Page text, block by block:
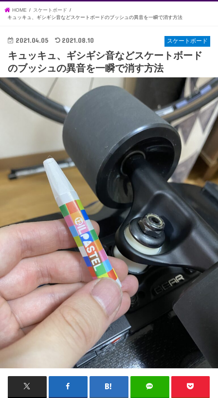
HOME
スケートボード
キュッキュ、ギシギシ音などスケートボードのブッシュの異音を一瞬で消す方法
スケートボード
2021.04.05 2021.08.10
キュッキュ、ギシギシ音などスケートボード
のブッシュの異音を一瞬で消す方法